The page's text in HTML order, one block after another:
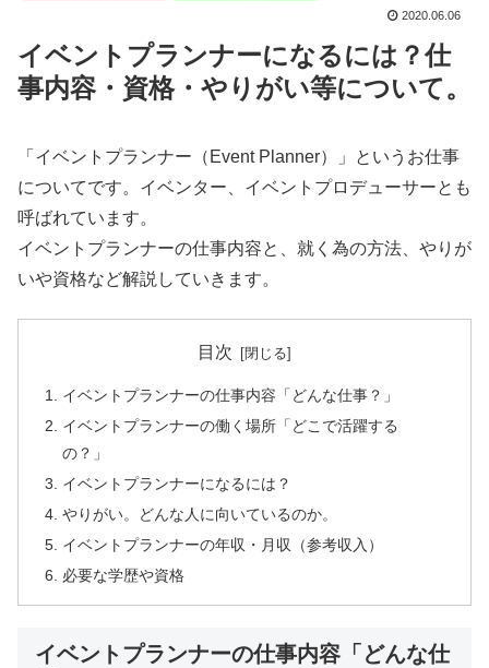
2020.06.06
イベントプランナーになるには？仕
事内容・資格・やりがい等について。
「イベントプランナー（Event Planner）」というお仕事
についてです。イベンター、イベントプロデューサーとも
呼ばれています。
イベントプランナーの仕事内容と、就く為の方法、やりが
いや資格など解説していきます。
目次
イベントプランナーの仕事内容「どんな仕事？」
イベントプランナーの働く場所「どこで活躍する
の？」
イベントプランナーになるには？
やりがい。どんな人に向いているのか。
イベントプランナーの年収・月収（参考収入）
必要な学歴や資格
イベントプランナーの仕事内容「どんな仕